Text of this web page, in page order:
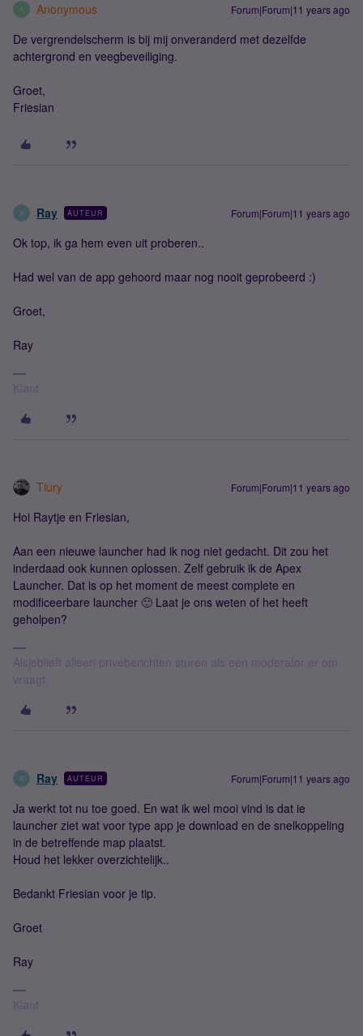
A Anonymous Forum|Forum|11 years ago
De vergrendelscherm is bij mij onveranderd met dezelfde
achtergrond en veegbeveiliging.
Groet,
Friesian
R Ray AUTEUR Forum|Forum|11 years ago
Ok top, ik ga hem even uit proberen..
Had wel van de app gehoord maar nog nooit geprobeerd :)
Groet,
Ray
Klant
Tiury Forum|Forum|11 years ago
Hoi Raytje en Friesian,
Aan een nieuwe launcher had ik nog niet gedacht. Dit zou het
inderdaad ook kunnen oplossen. Zelf gebruik ik de Apex
Launcher. Dat is op het moment de meest complete en
modificeerbare launcher 🙂 Laat je ons weten of het heeft
geholpen?
Alsjeblieft alleen privéberichten sturen als een moderator er om
vraagt.
R Ray AUTEUR Forum|Forum|11 years ago
Ja werkt tot nu toe goed. En wat ik wel mooi vind is dat ie
launcher ziet wat voor type app je download en de snelkoppeling
in de betreffende map plaatst.
Houd het lekker overzichtelijk..
Bedankt Friesian voor je tip.
Groet
Ray
Klant